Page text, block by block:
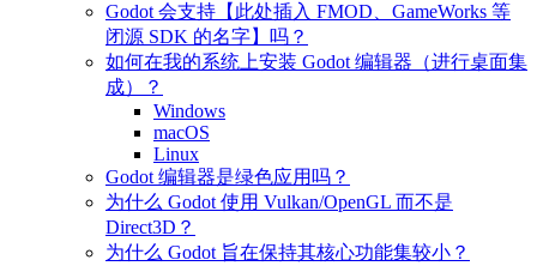
Godot 会支持【此处插入 FMOD、GameWorks 等
闭源 SDK 的名字】吗？
如何在我的系统上安装 Godot 编辑器（进行桌面集
成）？
Windows
macOS
Linux
Godot 编辑器是绿色应用吗？
为什么 Godot 使用 Vulkan/OpenGL 而不是
Direct3D？
为什么 Godot 旨在保持其核心功能集较小？